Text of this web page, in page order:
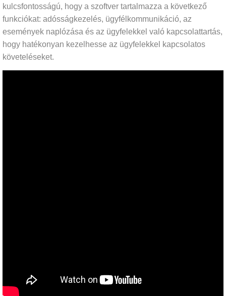
kulcsfontosságú, hogy a szoftver tartalmazza a következő
funkciókat: adósságkezelés, ügyfélkommunikáció, az
események naplózása és az ügyfelekkel való kapcsolattartás,
hogy hatékonyan kezelhesse az ügyfelekkel kapcsolatos
követeléseket.